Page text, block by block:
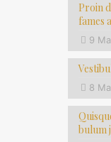
Proin
fames
9
8
bulum